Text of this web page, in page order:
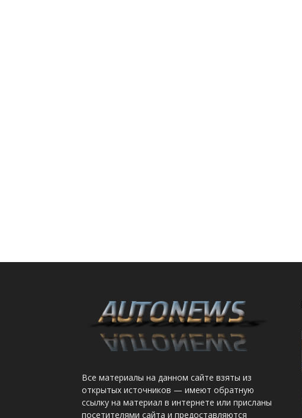
Все материалы на данном сайте взяты из
открытых источников — имеют обратную
ссылку на материал в интернете или присланы
посетителями сайта и предоставляются